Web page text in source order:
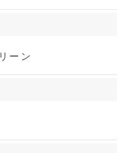
ーン